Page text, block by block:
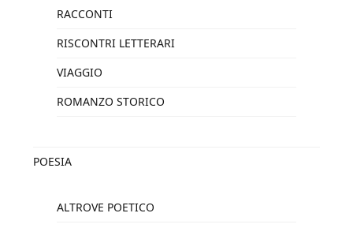
RACCONTI
RISCONTRI LETTERARI
VIAGGIO
ROMANZO STORICO
POESIA
ALTROVE POETICO